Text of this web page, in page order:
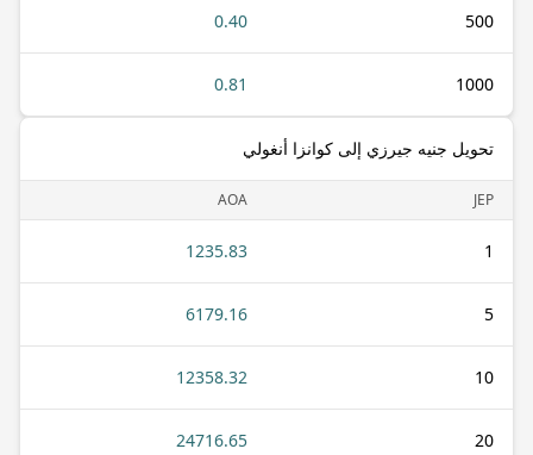
500
0.40
1000
0.81
تحويل جنيه جيرزي إلى كوانزا أنغولي
JEP
AOA
1
1235.83
5
6179.16
10
12358.32
20
24716.65